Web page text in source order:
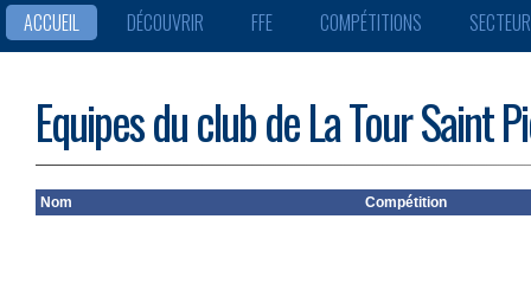
ACCUEIL DÉCOUVRIR FFE COMPÉTITIONS
Equipes du club de La Tour Saint
Nom Compétition